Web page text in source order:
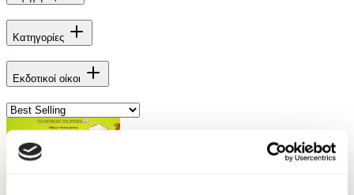
Κατηγορίες
Εκδοτικοί οίκοι